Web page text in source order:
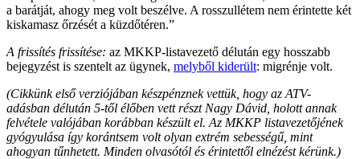
a barátját, ahogy meg volt beszélve. A rosszullétem nem érintette két
kiskamasz őrzését a küzdőtéren.”
A frissítés frissítése: az MKKP-listavezető délután egy hosszabb
bejegyzést is szentelt az ügynek, melyből kiderült: migrénje volt.
(Cikkünk első verziójában készpénznek vettük, hogy az ATV-
adásban délután 5-től élőben vett részt Nagy Dávid, holott annak
felvétele valójában korábban készült el. Az MKKP listavezetőjének
gyógyulása így korántsem volt olyan extrém sebességű, mint
ahogyan tűnhetett. Minden olvasótól és érintettől elnézést kérünk.)